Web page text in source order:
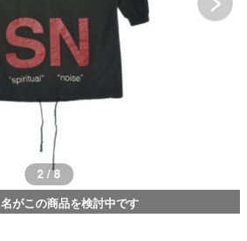
2 / 8
名がこの商品を検討中です